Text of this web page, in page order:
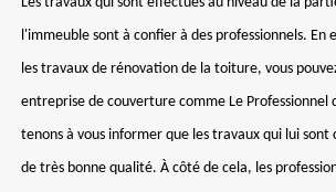
l'immeuble sont à confier à des professionnels.
les travaux de rénovation de la toiture, vous
entreprise de couverture comme Le Professionnel
tenons à vous informer que les travaux qui lui sont
de très bonne qualité. À côté de cela, les